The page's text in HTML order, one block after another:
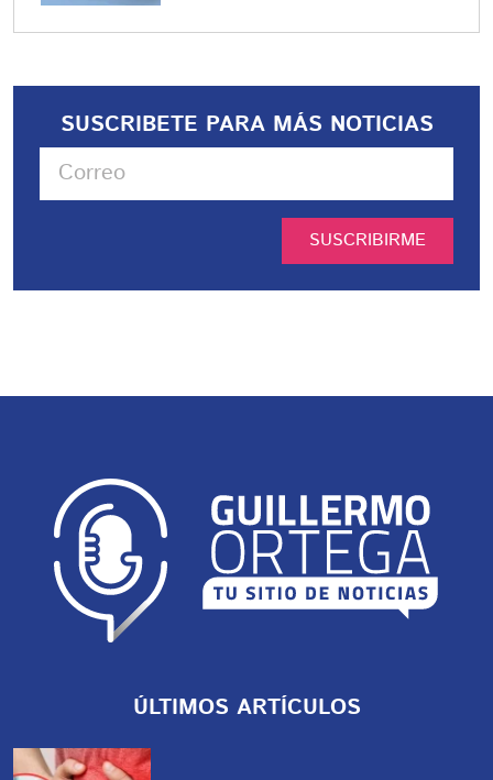
SUSCRIBETE PARA MÁS NOTICIAS
SUSCRIBIRME
ÚLTIMOS ARTÍCULOS